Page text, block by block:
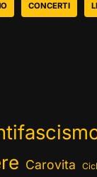
CONCERTI
Carovita